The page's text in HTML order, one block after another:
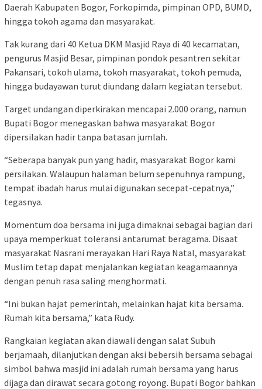
Daerah Kabupaten Bogor, Forkopimda, pimpinan OPD, BUMD,
hingga tokoh agama dan masyarakat.
Tak kurang dari 40 Ketua DKM Masjid Raya di 40 kecamatan,
pengurus Masjid Besar, pimpinan pondok pesantren sekitar
Pakansari, tokoh ulama, tokoh masyarakat, tokoh pemuda,
hingga budayawan turut diundang dalam kegiatan tersebut.
Target undangan diperkirakan mencapai 2.000 orang, namun
Bupati Bogor menegaskan bahwa masyarakat Bogor
dipersilakan hadir tanpa batasan jumlah.
“Seberapa banyak pun yang hadir, masyarakat Bogor kami
persilakan. Walaupun halaman belum sepenuhnya rampung,
tempat ibadah harus mulai digunakan secepat-cepatnya,”
tegasnya.
Momentum doa bersama ini juga dimaknai sebagai bagian dari
upaya memperkuat toleransi antarumat beragama. Disaat
masyarakat Nasrani merayakan Hari Raya Natal, masyarakat
Muslim tetap dapat menjalankan kegiatan keagamaannya
dengan penuh rasa saling menghormati.
“Ini bukan hajat pemerintah, melainkan hajat kita bersama.
Rumah kita bersama,” kata Rudy.
Rangkaian kegiatan akan diawali dengan salat Subuh
berjamaah, dilanjutkan dengan aksi bebersih bersama sebagai
simbol bahwa masjid ini adalah rumah bersama yang harus
dijaga dan dirawat secara gotong royong. Bupati Bogor bahkan